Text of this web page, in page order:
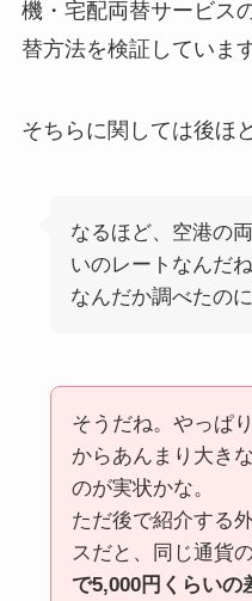
機・宅配両替サービス
替方法を検証しています
そちらに関しては後ほ
なるほど、空港の
いのレートなんだね
なんだか調べたの
そうだね。やっぱ
からあんまり大き
のが実状かな。
ただ後で紹介する
スだと、同じ通貨
で5,000円くらいの